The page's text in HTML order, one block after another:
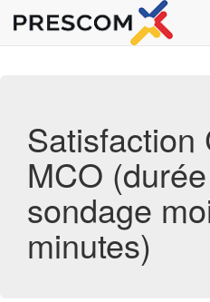
Satisfaction
MCO
sondage
minutes)